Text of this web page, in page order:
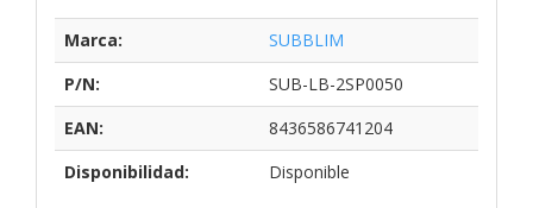
Marca:
SUBBLIM
P/N:
SUB-LB-2SP0050
EAN:
8436586741204
Disponibilidad:
Disponible